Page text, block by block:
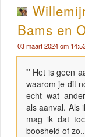
Bams en
03 maart 2024 om
" Het is geen
waarom je dit
echt wat
als aanval. Als
mag ik dat
boosheid of zo..